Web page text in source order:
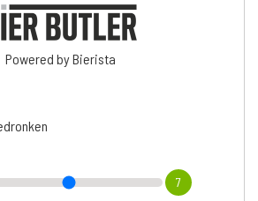
Powered by Bierista
7